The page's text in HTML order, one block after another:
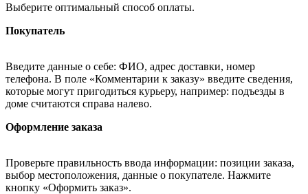
Выберите оптимальный способ оплаты.
Покупатель
Введите данные о себе: ФИО, адрес доставки, номер
телефона. В поле «Комментарии к заказу» введите сведения,
которые могут пригодиться курьеру, например: подъезды в
доме считаются справа налево.
Оформление заказа
Проверьте правильность ввода информации: позиции заказа,
выбор местоположения, данные о покупателе. Нажмите
кнопку «Оформить заказ».